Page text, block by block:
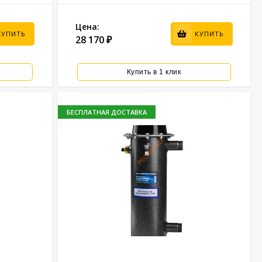
Цена:
28 170₽ КУПИТЬ
Купить в 1 клик
БЕСПЛАТНАЯ ДОСТАВКА